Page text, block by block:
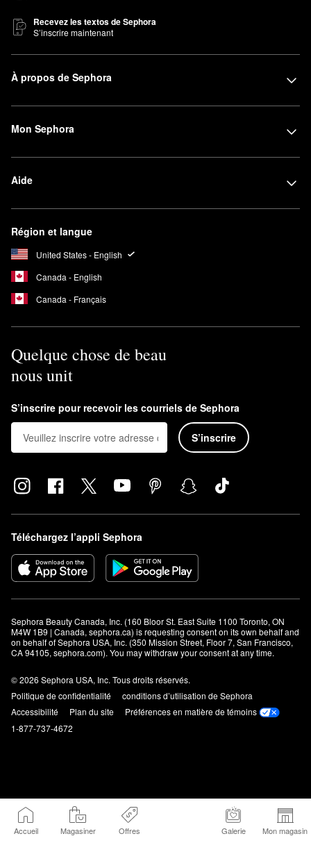
Accueil Magasiner Offres Galerie Mon magasin
Recevez les textos de Sephora
S’inscrire maintenant
À propos de Sephora
Mon Sephora
Aide
Région et langue
United States - English
Canada - English
Canada - Français
Quelque chose de beau
nous unit
S’inscrire pour recevoir les courriels de Sephora
S’inscrire
Téléchargez l’appli Sephora
Sephora Beauty Canada, Inc. (160 Bloor St. East Suite 1100 Toronto, ON
M4W 1B9 | Canada, sephora.ca) is requesting consent on its own behalf and
on behalf of Sephora USA, Inc. (350 Mission Street, Floor 7, San Francisco,
CA 94105, sephora.com). You may withdraw your consent at any time.
© 2026 Sephora USA, Inc. Tous droits réservés.
Politique de confidentialité
conditions d’utilisation de Sephora
Accessibilité
Plan du site
Préférences en matière de témoins
1-877-737-4672